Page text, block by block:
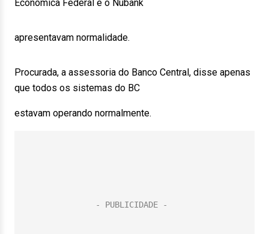
Econômica Federal e o Nubank
apresentavam normalidade.
Procurada, a assessoria do Banco Central, disse apenas
que todos os sistemas do BC
estavam operando normalmente.